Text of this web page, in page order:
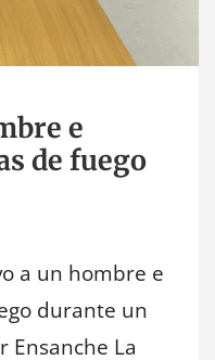
e
de fuego
a un hombre e
durante un
Ensanche La